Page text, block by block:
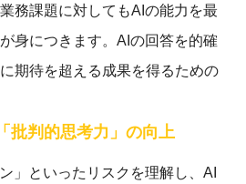
務課題に対してもAIの能力を最
身につきます。AIの回答を的確
期待を超える成果を得るための
批判的思考力」の向上
」といったリスクを理解し、AI